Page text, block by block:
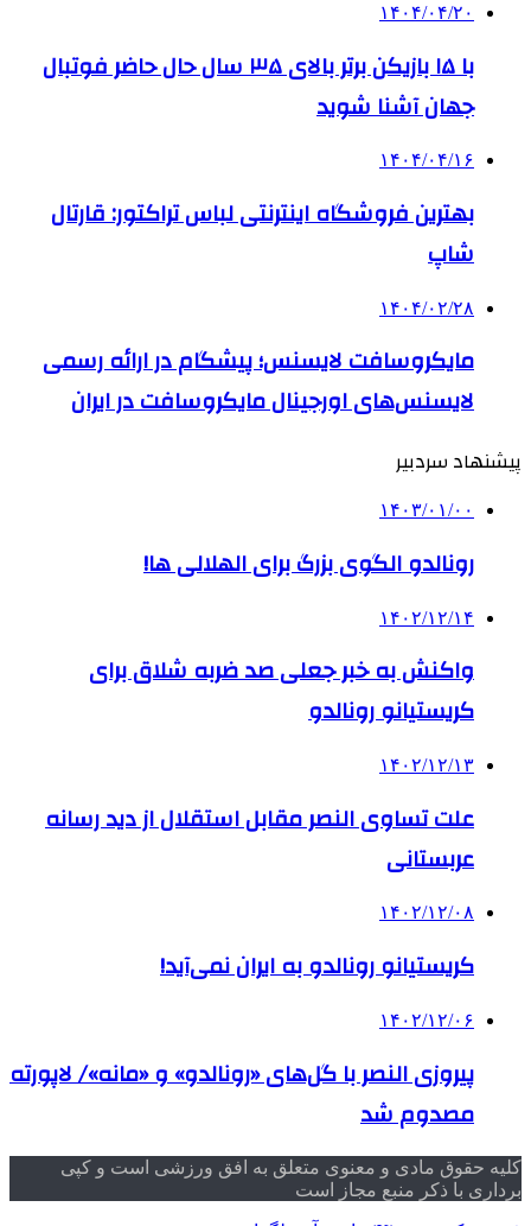
۱۴۰۴/۰۴/۲۰
با ۱۵ بازیکن برتر بالای ۳۵ سال حال حاضر فوتبال
جهان آشنا شوید
۱۴۰۴/۰۴/۱۶
بهترین فروشگاه اینترنتی لباس تراکتور: قارتال
شاپ
۱۴۰۴/۰۲/۲۸
مایکروسافت لایسنس؛ پیشگام در ارائه رسمی
لایسنس‌های اورجینال مایکروسافت در ایران
پیشنهاد سردبیر
۱۴۰۳/۰۱/۰۰
رونالدو الگوی بزرگ برای الهلالی ها!
۱۴۰۲/۱۲/۱۴
واکنش به خبر جعلی صد ضربه شلاق برای
کریستیانو رونالدو
۱۴۰۲/۱۲/۱۳
علت تساوی النصر مقابل استقلال از دید رسانه
عربستانی
۱۴۰۲/۱۲/۰۸
کریستیانو رونالدو به ایران نمی‌آید!
۱۴۰۲/۱۲/۰۶
پیروزی النصر با گل‌های «رونالدو» و «مانه»/ لاپورته
مصدوم شد
کلیه حقوق مادی و معنوی متعلق به افق ورزشی است و کپی
برداری با ذکر منبع مجاز است